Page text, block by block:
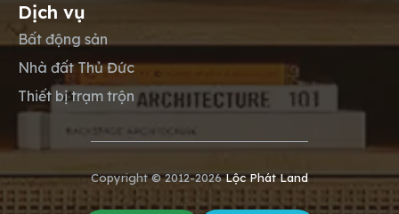
Dịch vụ
Bất động sản
Nhà đất Thủ Đức
Thiết bị trạm trộn
Copyright © 2012-2026Lộc Phát Land